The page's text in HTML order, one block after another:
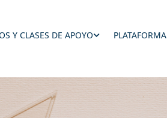
Y CLASES DE APOYO PLATAFORMA